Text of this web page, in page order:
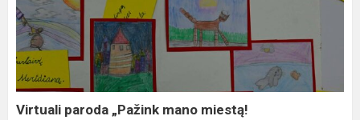
„Pažink
mano
miestą!
Virtuali paroda „Pažink mano miestą!